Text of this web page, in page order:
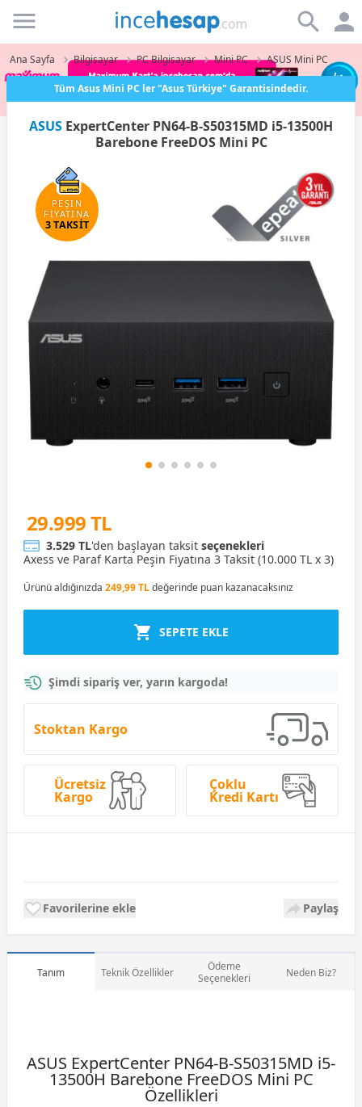
Incehesap
Ana Sayfa Bilgisayar PC Bilgisayar Mini PC ASUS Mini PC
Tüm Asus Mini PC ler "Asus Türkiye" Garantisindedir.
ASUS ExpertCenter PN64-B-S50315MD i5-13500H
Barebone FreeDOS Mini PC
PEŞİN
FİYATINA
3 TAKSİT
29.999 TL
3.529 TL'den başlayan taksit seçenekleri
Axess ve Paraf Karta Peşin Fiyatına 3 Taksit (10.000 TL x 3)
Ürünü aldığınızda 249,99 TLdeğerinde puan kazanacaksınız
SEPETE EKLE
Şimdi sipariş ver, yarın kargoda!
Stoktan Kargo
Ücretsiz
Kargo
Çoklu
Kredi Kartı
Favorilerine ekle Paylaş
Tanım Teknik Özellikler
Ödeme
Seçenekleri
Neden Biz?
ASUS ExpertCenter PN64-B-S50315MD i5-
13500H Barebone FreeDOS Mini PC
Özellikleri